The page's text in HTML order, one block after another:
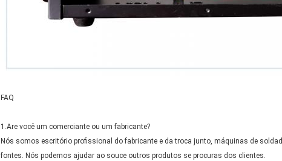
FAQ
1.Are você um comerciante ou um fabricante?
Nós somos escritório profissional do fabricante e da troca junto, máquinas de
fontes. Nós podemos ajudar ao souce outros produtos se procuras dos clientes.